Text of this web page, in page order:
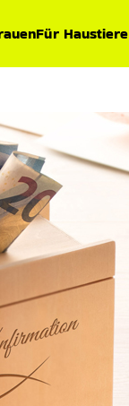
Für Haustiere